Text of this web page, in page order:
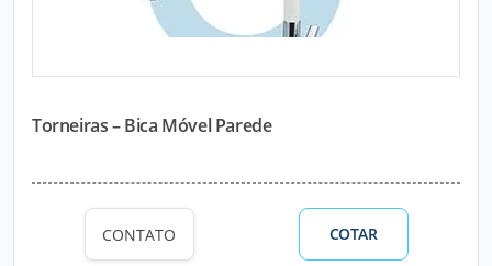
Torneiras – Bica Móvel Parede
CONTATO COTAR